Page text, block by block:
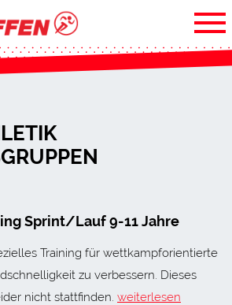
Sprint/Lauf 9-11 Jahre
Training für wettkampforientierte
zu verbessern. Dieses
nicht stattfinden. weiterlesen